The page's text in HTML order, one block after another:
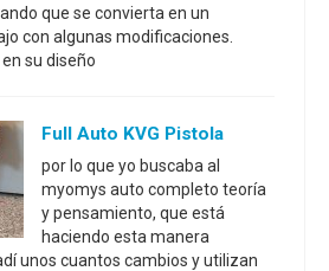
que se convierta en un
con algunas modificaciones.
su diseño
Full Auto KVG Pistola
por lo que yo buscaba al
myomys auto completo teoría
y pensamiento, que está
haciendo esta manera
unos cuantos cambios y utilizan